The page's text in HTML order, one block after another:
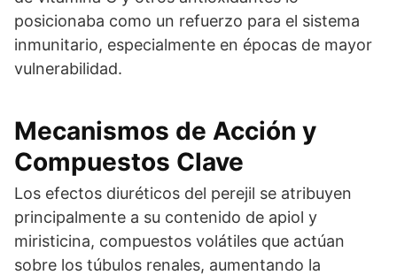
posicionaba como un refuerzo para el sistema
inmunitario, especialmente en épocas de mayor
vulnerabilidad.
Mecanismos de Acción y
Compuestos Clave
Los efectos diuréticos del perejil se atribuyen
principalmente a su contenido de apiol y
miristicina, compuestos volátiles que actúan
sobre los túbulos renales, aumentando la